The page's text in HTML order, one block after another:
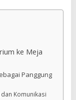
ke Meja
Panggung
Komunikasi